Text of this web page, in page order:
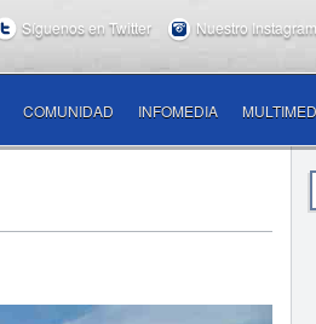
Síguenos en Twitter Nuestro Instagram
COMUNIDAD INFOMEDIA